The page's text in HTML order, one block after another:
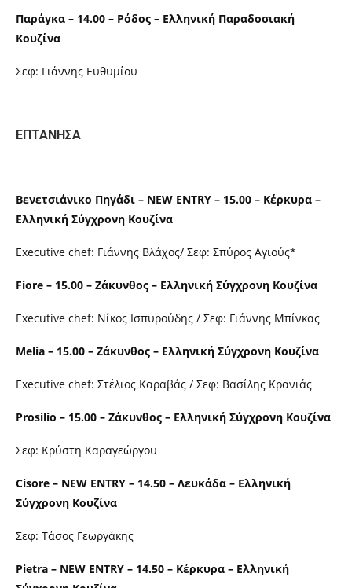
Παράγκα – 14.00 – Ρόδος – Ελληνική Παραδοσιακή
Κουζίνα
Σεφ: Γιάννης Ευθυμίου
ΕΠΤΑΝΗΣΑ
Βενετσιάνικο Πηγάδι – NEW ENTRY – 15.00 – Κέρκυρα –
Ελληνική Σύγχρονη Κουζίνα
Executive chef: Γιάννης Βλάχος/ Σεφ: Σπύρος Αγιούς*
Fiore – 15.00 – Ζάκυνθος – Ελληνική Σύγχρονη Κουζίνα
Executive chef: Νίκος Ισπυρούδης / Σεφ: Γιάννης Μπίνκας
Melia – 15.00 – Ζάκυνθος – Ελληνική Σύγχρονη Κουζίνα
Executive chef: Στέλιος Καραβάς / Σεφ: Βασίλης Κρανιάς
Prosilio – 15.00 – Ζάκυνθος – Ελληνική Σύγχρονη Κουζίνα
Σεφ: Κρύστη Καραγεώργου
Cisore – NEW ENTRY – 14.50 – Λευκάδα – Ελληνική
Σύγχρονη Κουζίνα
Σεφ: Τάσος Γεωργάκης
Pietra – NEW ENTRY – 14.50 – Κέρκυρα – Ελληνική